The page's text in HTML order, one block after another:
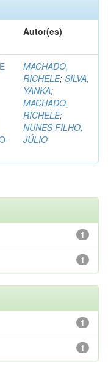
Autor(es)
MACHADO,
RICHELE; SILVA,
YANKA;
MACHADO,
RICHELE;
NUNES FILHO,
JÚLIO
1
1
1
1